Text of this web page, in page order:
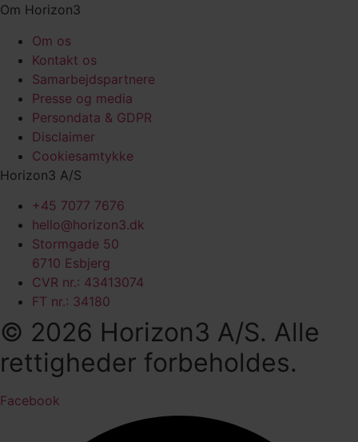
Om Horizon3
Om os
Kontakt os
Samarbejds­partnere
Presse og media
Persondata & GDPR
Disclaimer
Cookiesamtykke
Horizon3 A/S
+45 7077 7676
hello@horizon3.dk
Stormgade 50
6710 Esbjerg
CVR nr.: 43413074
FT nr.: 34180
© 2026 Horizon3 A/S. Alle
rettigheder forbeholdes.
Facebook